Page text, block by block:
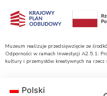
Muzeum realizuje przedsięwzięcie ze
Odporności w ramach Inwestycji A2.5.1:
kultury i przemysłów kreatywnych na
Polski